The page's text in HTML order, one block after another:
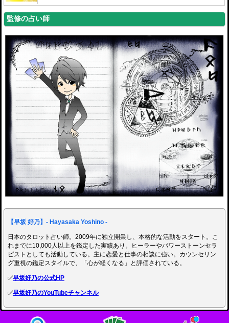
監修の占い師
【早坂 好乃】- Hayasaka Yoshino -
日本のタロット占い師。2009年に独立開業し、本格的な活動をスタート。こ
れまでに10,000人以上を鑑定した実績あり。ヒーラーやパワーストーンセラ
ピストとしても活動している。主に恋愛と仕事の相談に強い。カウンセリン
グ重視の鑑定スタイルで、「心が軽くなる」と評価されている。
✅早坂好乃の公式HP
✅早坂好乃のYouTubeチャンネル